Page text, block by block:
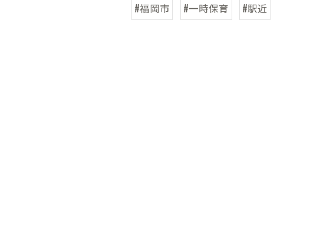
#福岡市 #一時保育 #駅近